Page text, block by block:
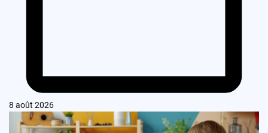
8 août 2026